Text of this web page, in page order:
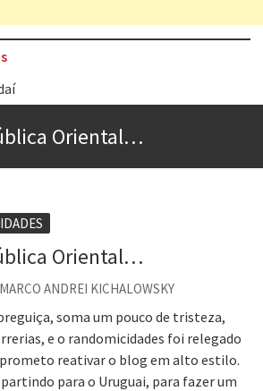
o segredo do sucesso
Borges
o veganismo não é a resposta
Oriental…
Oriental…
MARCO ANDREI KICHALOWSKY
soma um pouco de tristeza,
e o randomicidades foi relegado
prometo reativar o blog em alto estilo.
para o Uruguai, para fazer um